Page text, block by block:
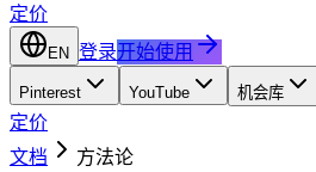
定价
EN 登录开始使用
Pinterest YouTube 机会库
定价
文档
方法论